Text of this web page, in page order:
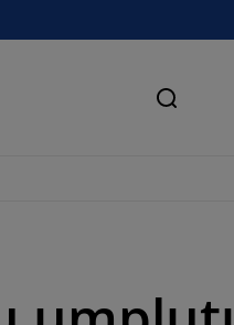
Căutare